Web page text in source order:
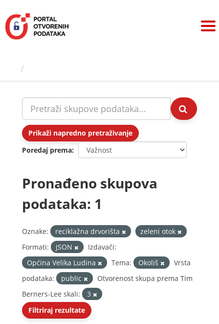
sadržaj
Prikaži napredno pretraživanje
Poredaj prema
Pronađeno skupova
podataka: 1
Oznake: reciklažna drvorišta
zeleni otok
Formati:
JSON
Izdavači:
Općina Velika Ludina
Tema: Okoliš
Vrsta
podataka:
public
Otvorenost skupa prema Tim
Berners-Lee skali:
3
Filtriraj rezultate